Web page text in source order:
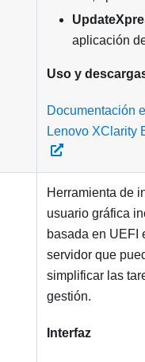
aplicación
Uso y
Documentación
Lenovo XClarity
Herramienta de
usuario gráfica
basada en UEFI
servidor que
simplificar las
gestión.
Interfaz